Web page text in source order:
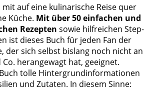
auf eine kulinarische Reise quer
Küche. Mit über 50 einfachen und
Rezepten sowie hilfreichen Step-
ist dieses Buch für jeden Fan der
der sich selbst bislang noch nicht an
herangewagt hat, geeignet.
tolle Hintergrundinformationen
und Zutaten. In diesem Sinne: